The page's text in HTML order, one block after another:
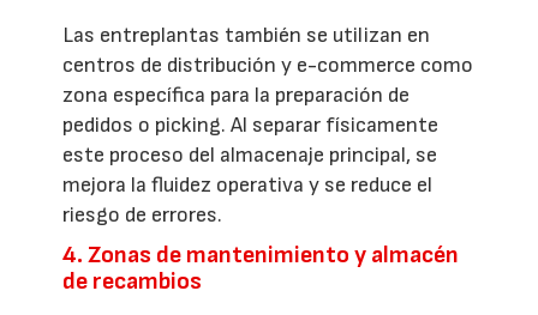
Las entreplantas también se utilizan en
centros de distribución y e-commerce como
zona específica para la preparación de
pedidos o picking. Al separar físicamente
este proceso del almacenaje principal, se
mejora la fluidez operativa y se reduce el
riesgo de errores.
4. Zonas de mantenimiento y almacén
de recambios